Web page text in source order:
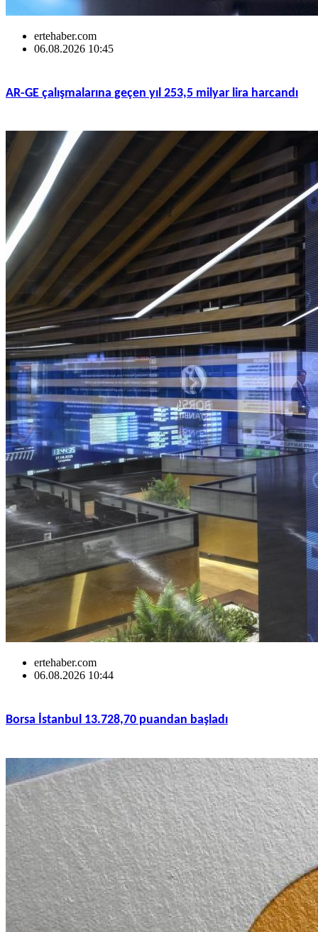
ertehaber.com
06.08.2026 10:45
AR-GE çalışmalarına geçen yıl 253,5 milyar lira harcandı
ertehaber.com
06.08.2026 10:44
Borsa İstanbul 13.728,70 puandan başladı